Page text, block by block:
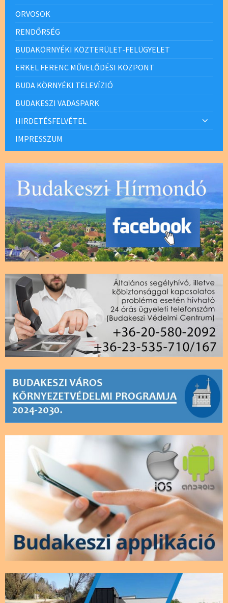
ORVOSOK
RENDŐRSÉG
BUDAKÖRNYÉKI KÖZTERÜLET-FELÜGYELET
ERKEL FERENC MŰVELŐDÉSI KÖZPONT
BUDA KÖRNYÉKI TELEVÍZIÓ
BUDAKESZI VADASPARK
HIRDETÉSFELVÉTEL
IMPRESSZUM